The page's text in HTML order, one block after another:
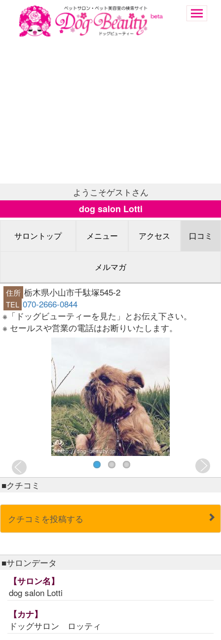
ようこそゲストさん
dog salon Lotti
サロントップ メニュー アクセス 口コミ
メルマガ
住所 栃木県小山市千駄塚545-2
TEL 070-2666-0844
※「ドッグビューティーを見た」とお伝え下さい。
※ セールスや営業の電話はお断りいたします。
■クチコミ
クチコミを投稿する
■サロンデータ
【サロン名】
dog salon Lotti
【カナ】
ドッグサロン ロッティ